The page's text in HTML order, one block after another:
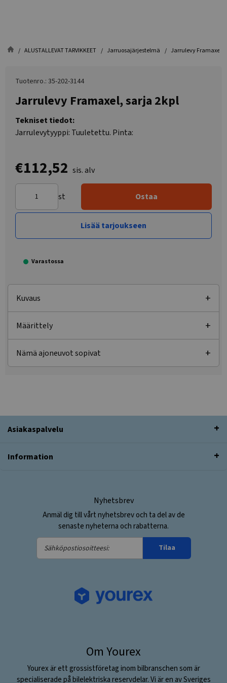
ALUSTALLEVAT TARVIKKEET Jarruosajärjestelmä Jarrulevy Framaxel,
Tuotenro.: 35-202-3144
Jarrulevy Framaxel, sarja 2kpl
Tekniset tiedot:
Jarrulevytyyppi: Tuuletettu. Pinta:
€112,52 sis. alv
st Ostaa
Lisää tarjoukseen
Varastossa
Kuvaus
Määrittely
Nämä ajoneuvot sopivat
Asiakaspalvelu
Information
Nyhetsbrev
Anmäl dig till vårt nyhetsbrev och ta del av de
senaste nyheterna och rabatterna.
Sähköpostiosoitteesi:
Tilaa
Om Yourex
Yourex är ett grossistföretag inom bilbranschen som är
specialiserade på bilelektriska reservdelar. Vi är en av Sveriges